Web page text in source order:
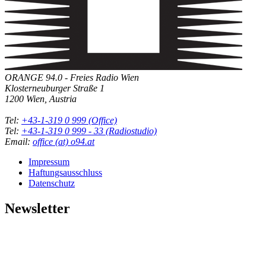
ORANGE 94.0 - Freies Radio Wien
Klosterneuburger Straße 1
1200 Wien, Austria
Tel: +43-1-319 0 999 (Office)
Tel: +43-1-319 0 999 - 33 (Radiostudio)
Email: office (at) o94.at
Impressum
Haftungsausschluss
Datenschutz
Newsletter